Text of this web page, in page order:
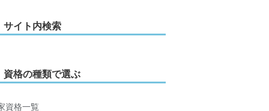
サイト内検索
資格の種類で選ぶ
資格一覧